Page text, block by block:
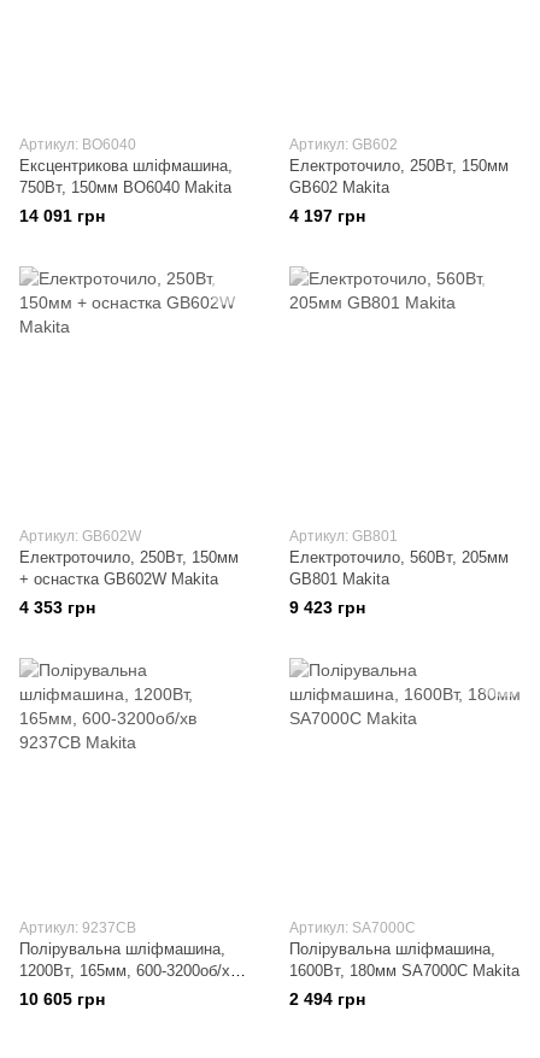
Артикул: BO6040
Ексцентрикова шліфмашина,
750Вт, 150мм BO6040 Makita
14 091 грн
Артикул: GB602
Електроточило, 250Вт, 150мм
GB602 Makita
4 197 грн
Артикул: GB602W
Електроточило, 250Вт, 150мм
+ оснастка GB602W Makita
4 353 грн
Артикул: GB801
Електроточило, 560Вт, 205мм
GB801 Makita
9 423 грн
Артикул: 9237CB
Полірувальна шліфмашина,
1200Вт, 165мм, 600-3200об/хв
9237CB Makita
10 605 грн
Артикул: SA7000C
Полірувальна шліфмашина,
1600Вт, 180мм SA7000C Makita
2 494 грн